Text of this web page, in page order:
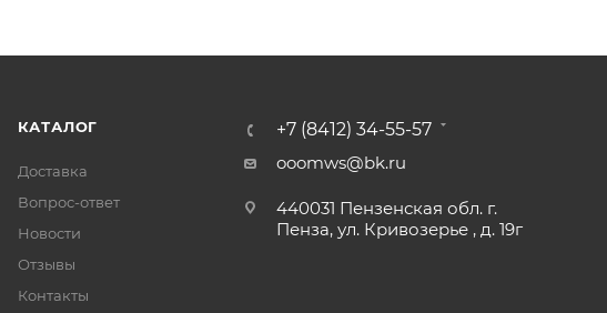
КАТАЛОГ
Доставка
Вопрос-ответ
Новости
Отзывы
Контакты
+7 (8412) 34-55-57
ooomws@bk.ru
440031 Пензенская обл. г.
Пенза, ул. Кривозерье , д. 19г